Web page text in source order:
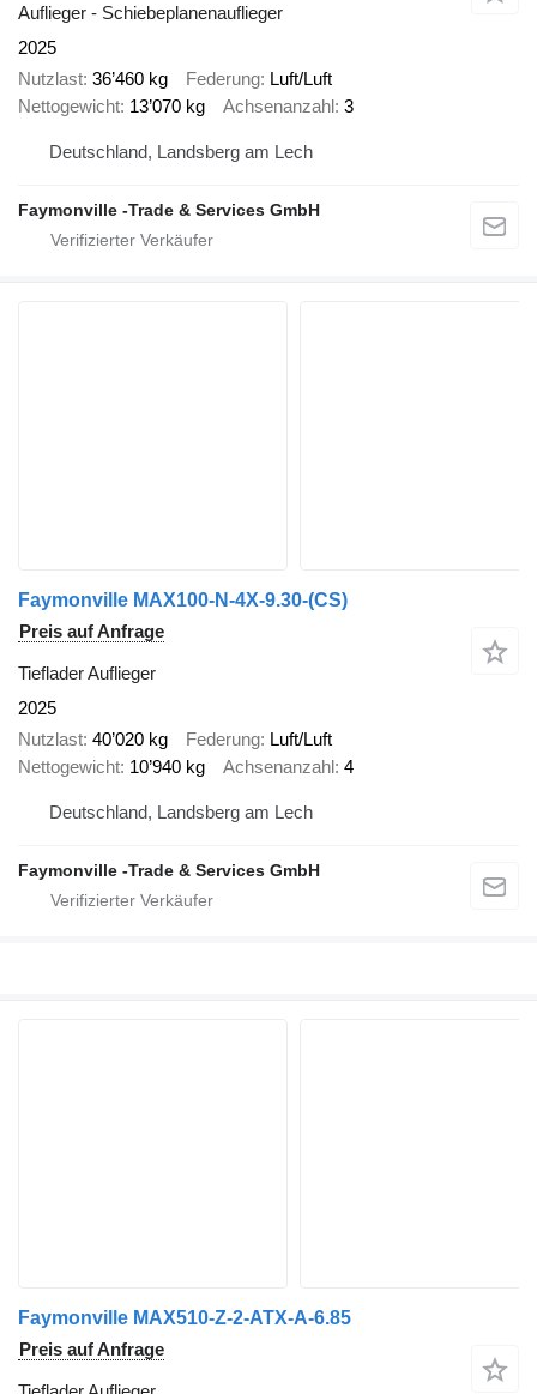
Auflieger - Schiebeplanenauflieger
2025
Nutzlast 36’460 kg Federung Luft/Luft
Nettogewicht 13’070 kg Achsenanzahl 3
Deutschland, Landsberg am Lech
Faymonville -Trade & Services GmbH
Faymonville MAX100-N-4X-9.30-(CS)
Preis auf Anfrage
Tieflader Auflieger
2025
Nutzlast 40’020 kg Federung Luft/Luft
Nettogewicht 10’940 kg Achsenanzahl 4
Deutschland, Landsberg am Lech
Faymonville -Trade & Services GmbH
Faymonville MAX510-Z-2-ATX-A-6.85
Preis auf Anfrage